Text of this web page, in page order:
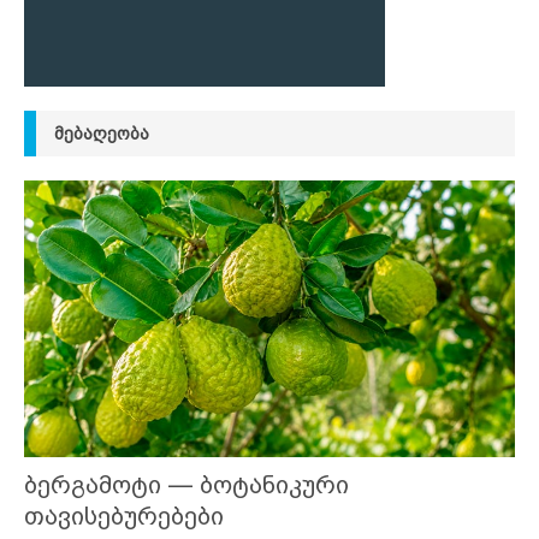
ᲛᲔᲑᲐᲦᲔᲝᲑᲐ
ბერგამოტი — ბოტანიკური
თავისებურებები